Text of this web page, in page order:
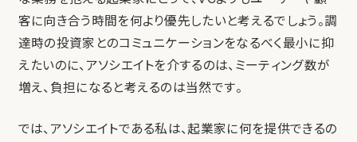
客に向き合う時間を何より優先したいと考えるでしょう。調
達時の投資家とのコミュニケーションをなるべく最小に抑
えたいのに、アソシエイトを介するのは、ミーティング数が
増え、負担になると考えるのは当然です。
では、アソシエイトである私は、起業家に何を提供できるの